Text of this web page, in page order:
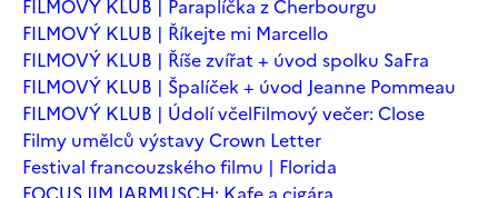
FILMOVÝ KLUB | Paraplíčka z Cherbourgu
FILMOVÝ KLUB | Říkejte mi Marcello
FILMOVÝ KLUB | Říše zvířat + úvod spolku SaFra
FILMOVÝ KLUB | Špalíček + úvod Jeanne Pommeau
FILMOVÝ KLUB | Údolí včelFilmový večer: Close
Filmy umělců výstavy Crown Letter
Festival francouzského filmu | Florida